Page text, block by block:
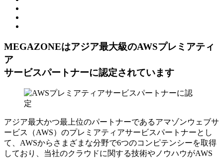
MEGAZONEはアジア最⼤級のAWSプレミアティ
ア
サービスパートナーに認定されています
アジア最大かつ最上位のパートナーであるアマゾンウェブサ
ービス（AWS）のプレミアティアサービスパートナーとし
て、AWSからさまざまな分野で6つのコンピテンシーを取得
しており、当社のクラウドに関する技術やノウハウがAWS